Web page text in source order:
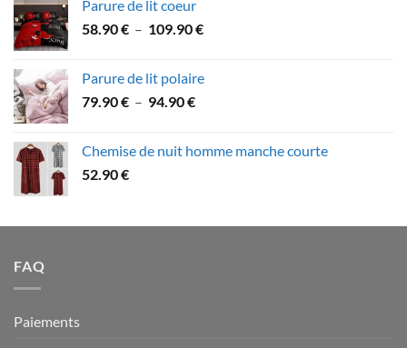
à
Parure de lit coeur
58.90€ – 109.90€Plage
58.90 €
Parure de lit polaire
79.90€ – 94.90€Plage
79.90 €
Chemise de nuit homme manche courte
52.90€
FAQ
Paiements